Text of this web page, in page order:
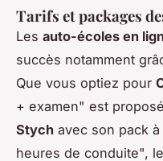
Tarifs et packages
Les auto-écoles en
succès notamment
Que vous optiez pour
+ examen" est
Stych avec son pack
heures de conduite",